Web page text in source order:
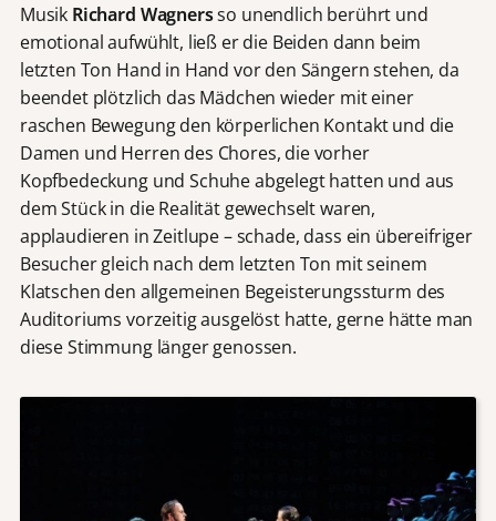
Musik Richard Wagnersso unendlich berührt und
emotional aufwühlt, ließ er die Beiden dann beim
letzten Ton Hand in Hand vor den Sängern stehen, da
beendet plötzlich das Mädchen wieder mit einer
raschen Bewegung den körperlichen Kontakt und die
Damen und Herren des Chores, die vorher
Kopfbedeckung und Schuhe abgelegt hatten und aus
dem Stück in die Realität gewechselt waren,
applaudieren in Zeitlupe – schade, dass ein übereifriger
Besucher gleich nach dem letzten Ton mit seinem
Klatschen den allgemeinen Begeisterungssturm des
Auditoriums vorzeitig ausgelöst hatte, gerne hätte man
diese Stimmung länger genossen.